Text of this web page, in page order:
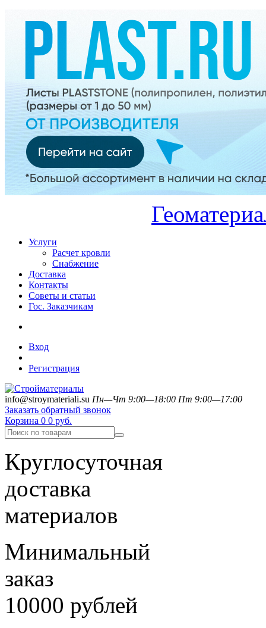
Услуги
Расчет кровли
Снабжение
Доставка
Контакты
Советы и статьи
Гос. Заказчикам
Вход
Регистрация
info@stroymateriali.su Пн—Чт 9:00—18:00 Пт 9:00—17:00
Заказать обратный звонок
Корзина 0 0 руб.
Круглосуточная
доставка
материалов
Минимальный
заказ
10000 рублей